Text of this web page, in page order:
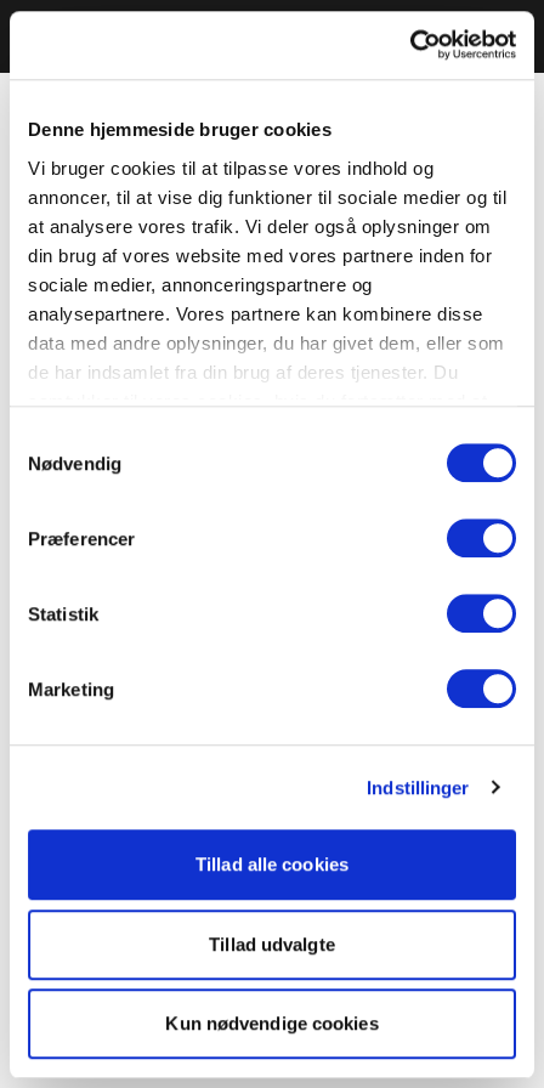
Denne hjemmeside bruger cookies
Vi bruger cookies til at tilpasse vores indhold og
annoncer, til at vise dig funktioner til sociale medier og til
at analysere vores trafik. Vi deler også oplysninger om
din brug af vores website med vores partnere inden for
sociale medier, annonceringspartnere og
analysepartnere. Vores partnere kan kombinere disse
data med andre oplysninger, du har givet dem, eller som
de har indsamlet fra din brug af deres tjenester. Du
Nødvendig
Præferencer
Statistik
Marketing
Indstillinger
Tillad alle cookies
Tillad udvalgte
Kun nødvendige cookies